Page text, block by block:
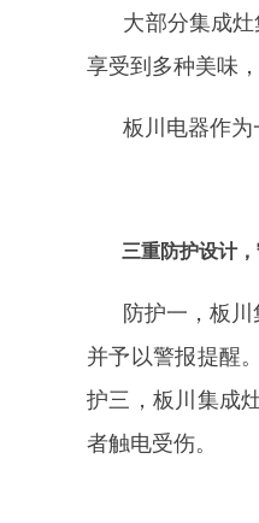
大部分集成灶
享受到多种美味
板川电器作为
三重防护设计
防护一，板
并予以警报提醒
护三，板川集成
者触电受伤。